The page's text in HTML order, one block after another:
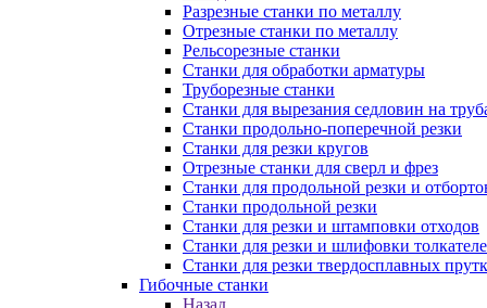
Разрезные станки по металлу
Отрезные станки по металлу
Рельсорезные станки
Станки для обработки арматуры
Труборезные станки
Станки для вырезания седловин на
Станки продольно-поперечной резки
Станки для резки кругов
Отрезные станки для сверл и фрез
Станки для продольной резки и
Станки продольной резки
Станки для резки и штамповки отходов
Станки для резки и шлифовки
Станки для резки твердосплавных
Гибочные станки
Назад